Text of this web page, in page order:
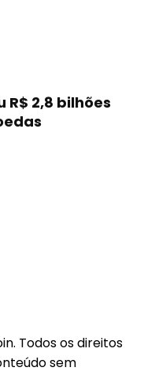
2,8 bilhões
Todos os direitos
sem